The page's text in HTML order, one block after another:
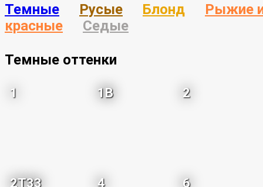
Темные Русые Блонд
Рыжие
красные
Седые
Темные оттенки
1 1B 2
2T33 4 6